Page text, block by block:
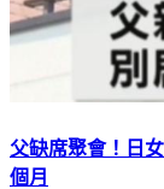
父缺席聚會！日
個月